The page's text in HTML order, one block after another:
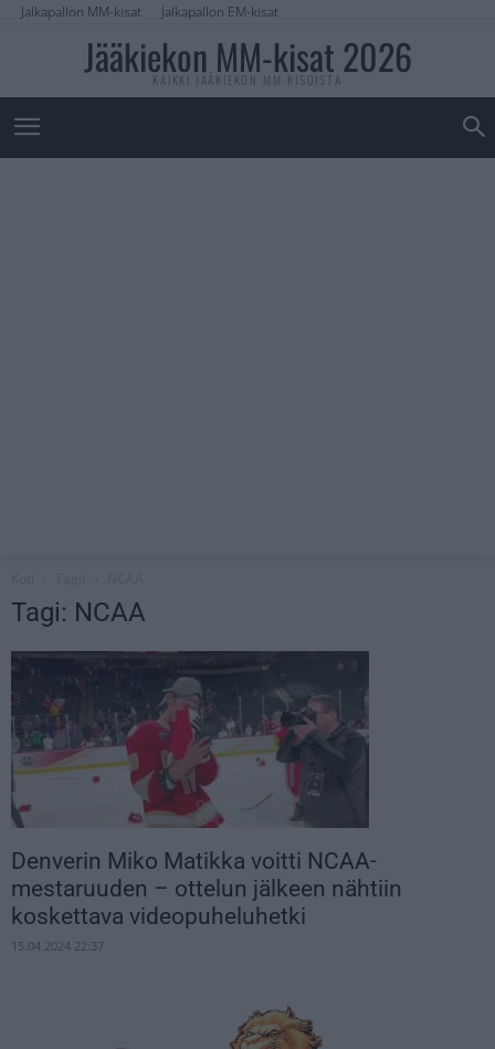
Jalkapallon MM-kisat Jalkapallon EM-kisat
Jääkiekon MM-kisat 2026
KAIKKI JÄÄKIEKON MM-KISOISTA
Tagi: NCAA
Denverin Miko Matikka voitti NCAA-
mestaruuden – ottelun jälkeen nähtiin
koskettava videopuheluhetki
15.04.2024 22:37